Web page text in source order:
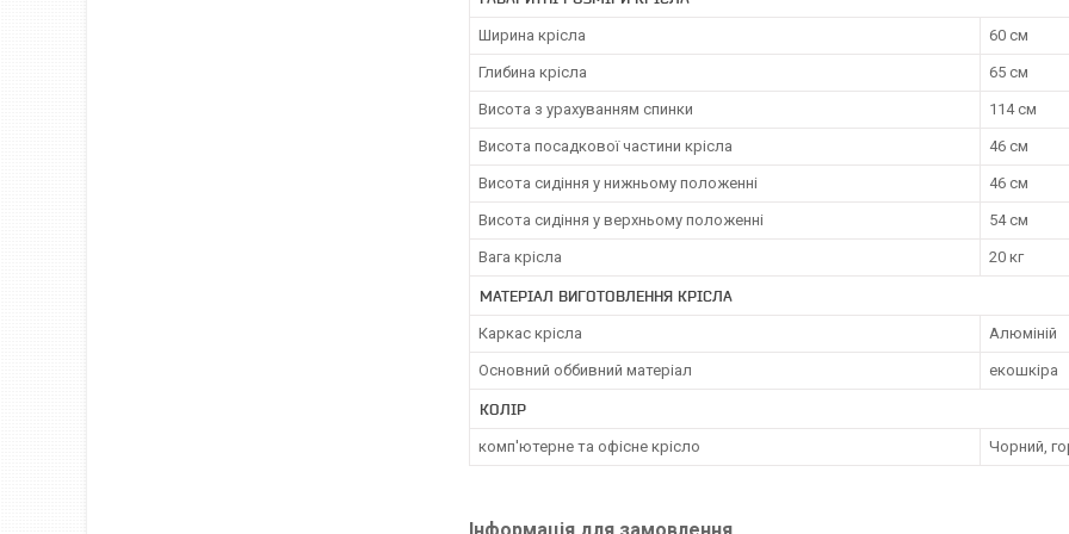
Ширина крісла 60 см
Глибина крісла 65 см
Висота з урахуванням спинки 114 см
Висота посадкової частини крісла 46 см
Висота сидіння у нижньому положенні 46 см
Висота сидіння у верхньому положенні 54 см
Вага крісла 20 кг
МАТЕРІАЛ ВИГОТОВЛЕННЯ КРІСЛА
Каркас крісла Алюміній
Основний оббивний матеріал екошкіра
КОЛІР
комп'ютерне та офісне крісло Чорний,